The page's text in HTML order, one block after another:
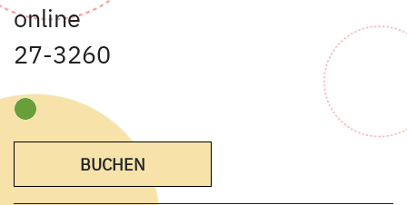
online
27-3260
BUCHEN